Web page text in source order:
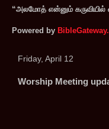
“அலமோத் என்னும் கருவியில்
Powered by
Friday, April 12
Worship Meeting